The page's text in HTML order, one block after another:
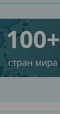
100+
стран мира